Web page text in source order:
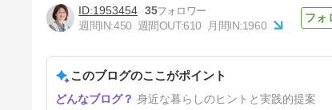
除湿が気になる時期に。
1953454 35
週間IN:450 週間OUT:610 月間IN:1960
このブログのここがポイント
身近な暮らしのヒントと実践的提案